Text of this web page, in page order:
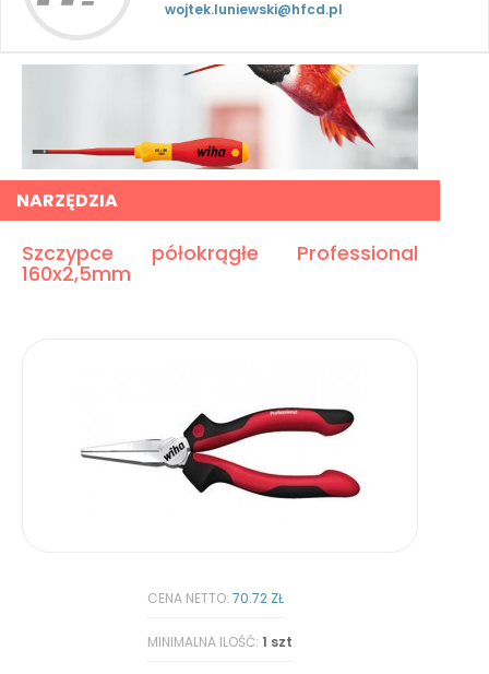
wojtek.luniewski@hfcd.pl
NARZĘDZIA
Szczypce półokrągłe Professional
160x2,5mm
CENA NETTO:70.72 ZŁ
MINIMALNA ILOŚĆ:1 szt